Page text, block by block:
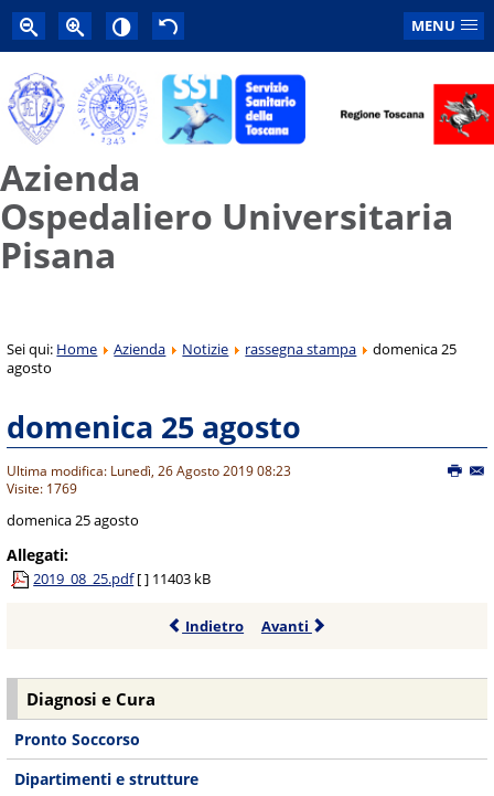
MENU
Azienda
Ospedaliero Universitaria
Pisana
Sei qui: Home Azienda Notizie rassegna stampa
domenica 25
agosto
domenica 25 agosto
Ultima modifica: Lunedì, 26 Agosto 2019 08:23
Visite: 1769
domenica 25 agosto
Allegati:
2019_08_25.pdf [ ] 11403 kB
Indietro Avanti
Diagnosi e Cura
Pronto Soccorso
Dipartimenti e strutture